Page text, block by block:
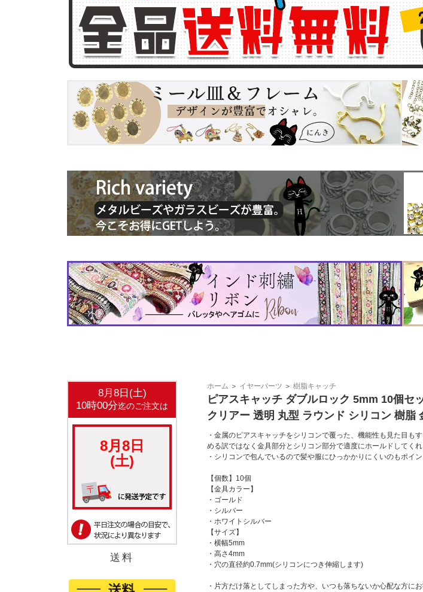
送料
ホーム ＞ イヤーパーツ ＞ 樹脂キャッチ
ピアスキャッチ ダブルロック 5mm 10個セ
クリアー 透明 丸型 ラウンド シリコン 樹脂
・金属のピアスキャッチをシリコンで覆った、機能性も見た目
める訳ではなく金具部分とシリコン部分で適度にホールドしてくれ
・シリコンで包んでいるので髪や服にひっかかりにくいのもポイ
【個数】10個
【金具カラー】
・ゴールド
・シルバー
・ホワイトシルバー
【サイズ】
・横幅5mm
・高さ4mm
・穴の直径約0.7mm(シリコンにつき伸縮します)
・片方だけ落としてしまった方や、いつも落ちないか心配な方